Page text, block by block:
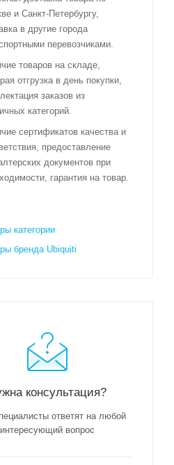
и Санкт-Петербургу,
в другие города
перевозчиками.
товаров на складе,
отгрузка в день покупки,
заказов из
категорий.
сертификатов качества и
предоставление
документов при
гарантия на товар.
категории
бренда Ubiquiti
консультация?
ответят на любой
интересующий вопрос